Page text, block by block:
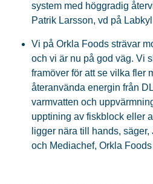
system med höggradig
Patrik Larsson, vd på
Vi på Orkla Foods strävar
och vi är nu på god väg. Vi
framöver för att se vilka fler
återanvända energin från
varmvatten och
upptining av fiskblock eller
ligger nära till hands,
och Mediachef, Orkla